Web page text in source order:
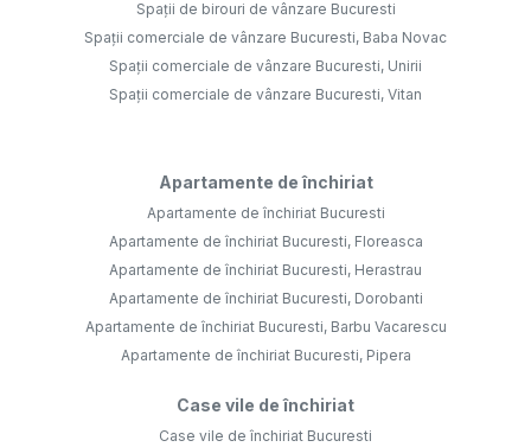
Spații de birouri de vânzare Bucuresti
Spații comerciale de vânzare Bucuresti, Baba Novac
Spații comerciale de vânzare Bucuresti, Unirii
Spații comerciale de vânzare Bucuresti, Vitan
Apartamente de închiriat
Apartamente de închiriat Bucuresti
Apartamente de închiriat Bucuresti, Floreasca
Apartamente de închiriat Bucuresti, Herastrau
Apartamente de închiriat Bucuresti, Dorobanti
Apartamente de închiriat Bucuresti, Barbu Vacarescu
Apartamente de închiriat Bucuresti, Pipera
Case vile de închiriat
Case vile de închiriat Bucuresti